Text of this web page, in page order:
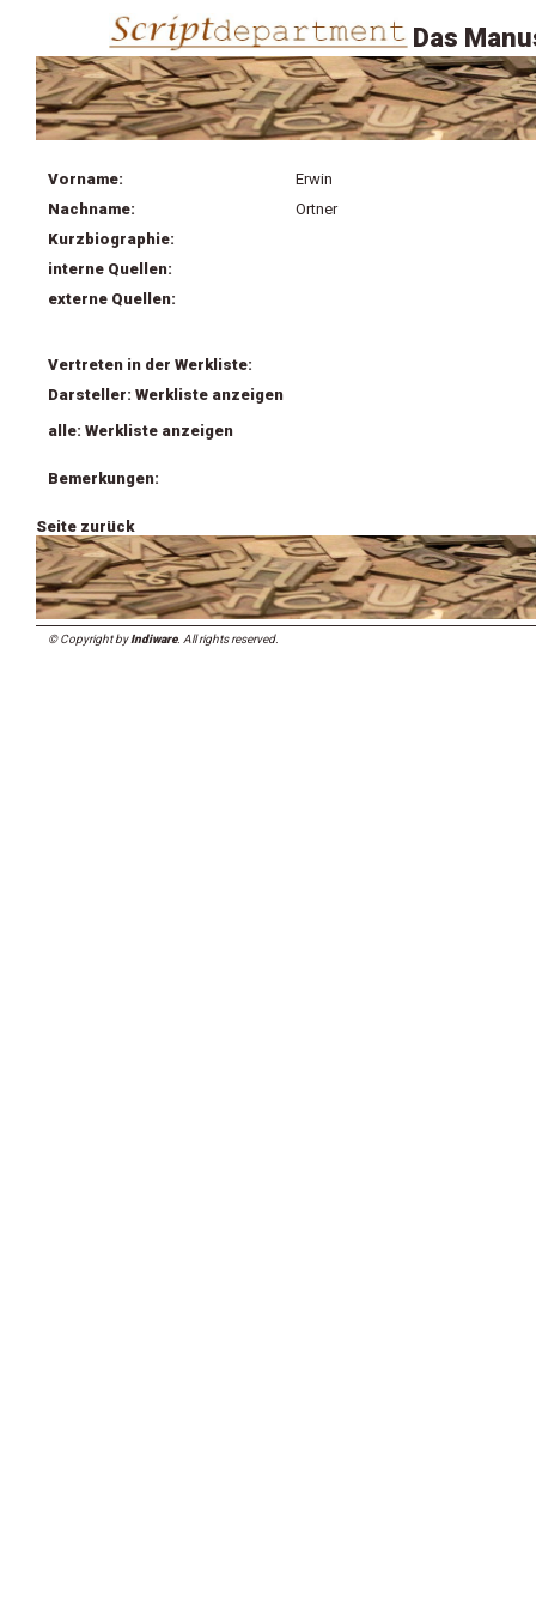
Das
Vorname:
Erwin
Nachname:
Ortner
Kurzbiographie:
interne Quellen:
externe Quellen:
Vertreten in der Werkliste:
Darsteller: Werkliste anzeigen
alle: Werkliste anzeigen
Bemerkungen:
Seite zurück
© Copyright byIndiware. All rights reserved.